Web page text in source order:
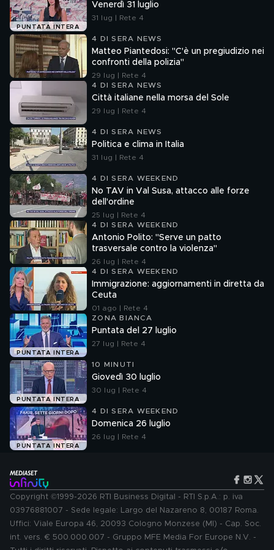
PUNTATA INTERA
Venerdì 31 luglio
31 lug | Rete 4
4 DI SERA NEWS
Matteo Piantedosi: "C'è un pregiudizio nei
confronti della polizia"
29 lug | Rete 4
4 DI SERA NEWS
Città italiane nella morsa del Sole
29 lug | Rete 4
4 DI SERA NEWS
Politica e clima in Italia
31 lug | Rete 4
4 DI SERA WEEKEND
No TAV in Val Susa, attacco alle forze
dell'ordine
25 lug | Rete 4
4 DI SERA WEEKEND
Antonio Polito: "Serve un patto
trasversale contro la violenza"
26 lug | Rete 4
4 DI SERA WEEKEND
Immigrazione: aggiornamenti in diretta da
Ceuta
01 ago | Rete 4
PUNTATA INTERA
ZONA BIANCA
Puntata del 27 luglio
27 lug | Rete 4
PUNTATA INTERA
10 MINUTI
Giovedì 30 luglio
30 lug | Rete 4
PUNTATA INTERA
4 DI SERA WEEKEND
Domenica 26 luglio
26 lug | Rete 4
Copyright ©1999-2026 RTI Business Digital - RTI S.p.A.: p. iva
03976881007 - Sede legale: Largo del Nazareno 8, 00187 Roma.
Uffici: Viale Europa 46, 20093 Cologno Monzese (MI) - Cap. Soc.
int. vers. € 500.000.007 - Gruppo MFE Media For Europe N.V. -